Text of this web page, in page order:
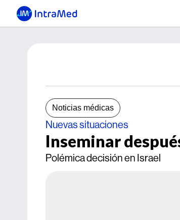
Noticias médicas
Nuevas situaciones
Inseminar
Polémica decisión en Israel